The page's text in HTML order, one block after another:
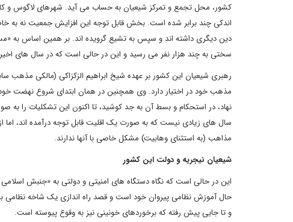
کشور، محل تجمع و تمرکز شیعیان به حساب می آید. شهرهای لاگوس و
اندکی چند برابر شده است. بخش قابل توجه این افزایش جمعیت نه به
سختی به چند هزار نفر می رسید و این در حالی است که در سال های اخیر جمعیت شیعیان این
رهبری شیعیان این کشور بر عهده شیخ ابراهیم الزکزاکی (مالکی مذهب
مذهب خود در اختیار دارد. وی همچنین در همان ابتدای شروع نهضت خود
نهاد، در استحکام و بسط آن به جد کوشید، تا اکنون این تشکلیات را
سال های زیادی نیست که به صورت یک اقلیت قابل توجه درآمده اند، اما
مذاهب (به استثنای وهابیت) مشکل خاصی با آنها ندارند.
شیعیان نیجریه و دولت این کشور
این در حالی است که نگاه دستگاه های امنیتی و دولتی به «جنبش
حال آموزش نظامی پیروان خود است و قصد راه اندازی یک شاخه
و تا جایی پیش رفته که برخوردهای خونینی نیز به وقوع پیوسته است.